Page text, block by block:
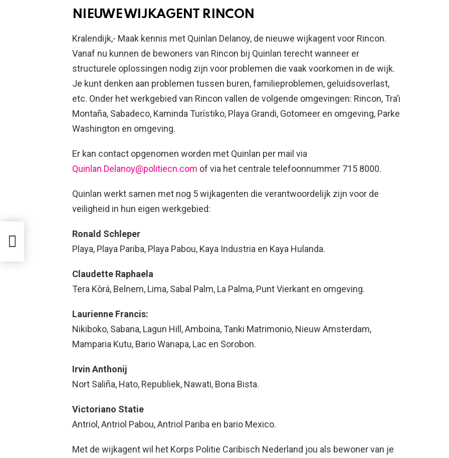
NIEUWE WIJKAGENT RINCON
Kralendijk,- Maak kennis met Quinlan Delanoy, de nieuwe wijkagent voor Rincon.
Vanaf nu kunnen de bewoners van Rincon bij Quinlan terecht wanneer er
structurele oplossingen nodig zijn voor problemen die vaak voorkomen in de wijk.
Je kunt denken aan problemen tussen buren, familieproblemen, geluidsoverlast,
etc. Onder het werkgebied van Rincon vallen de volgende omgevingen: Rincon, Tra’i
Montaña, Sabadeco, Kaminda Turístiko, Playa Grandi, Gotomeer en omgeving, Parke
Washington en omgeving.
Er kan contact opgenomen worden met Quinlan per mail via
Quinlan.Delanoy@politiecn.com of via het centrale telefoonnummer 715 8000.
Quinlan werkt samen met nog 5 wijkagenten die verantwoordelijk zijn voor de
veiligheid in hun eigen werkgebied:
Ronald Schleper
Playa, Playa Pariba, Playa Pabou, Kaya Industria en Kaya Hulanda.
Claudette Raphaela
Tera Kòrá, Belnem, Lima, Sabal Palm, La Palma, Punt Vierkant en omgeving.
Laurienne Francis:
Nikiboko, Sabana, Lagun Hill, Amboina, Tanki Matrimonio, Nieuw Amsterdam,
Mamparia Kutu, Bario Wanapa, Lac en Sorobon.
Irvin Anthonij
Nort Saliña, Hato, Republiek, Nawati, Bona Bista.
Victoriano Statie
Antriol, Antriol Pabou, Antriol Pariba en bario Mexico.
Met de wijkagent wil het Korps Politie Caribisch Nederland jou als bewoner van je